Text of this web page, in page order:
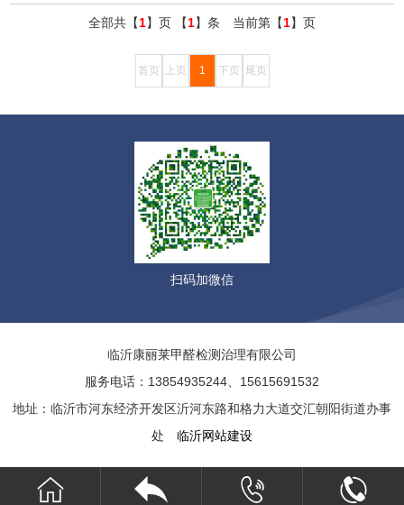
全部共【1】页 【1】条 当前第【1】页
首页 上页 1 下页 尾页
扫码加微信
临沂康丽莱甲醛检测治理有限公司
服务电话：13854935244、15615691532
地址：临沂市河东经济开发区沂河东路和格力大道交汇朝阳街道办事
处 临沂网站建设